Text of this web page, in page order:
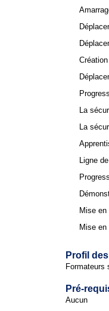
La
La
Ligne
Mise
Mise
Profil
Pré-
Aucun